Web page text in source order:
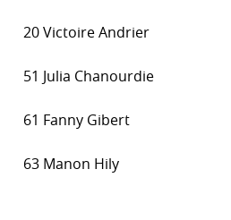
20 Victoire Andrier
51 Julia Chanourdie
61 Fanny Gibert
63 Manon Hily